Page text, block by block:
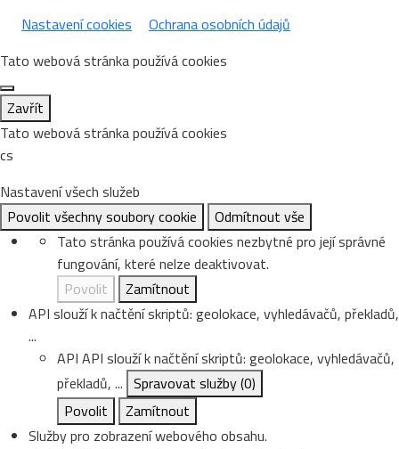
Nastavení cookies
Ochrana osobních údajů
Tato webová stránka používá cookies
Zavřít
Tato webová stránka používá cookies
cs
Nastavení všech služeb
Povolit všechny soubory cookie
Odmítnout vše
Tato stránka používá cookies nezbytné pro její správné
fungování, které nelze deaktivovat.
Povolit
Zamítnout
API slouží k načtění skriptů: geolokace, vyhledávačů, překladů,
...
API API slouží k načtění skriptů: geolokace, vyhledávačů,
překladů, ... Spravovat služby(0)
Povolit
Zamítnout
Služby pro zobrazení webového obsahu.